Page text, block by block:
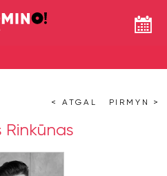
< ATGAL PIRMYN >
Rinkūnas